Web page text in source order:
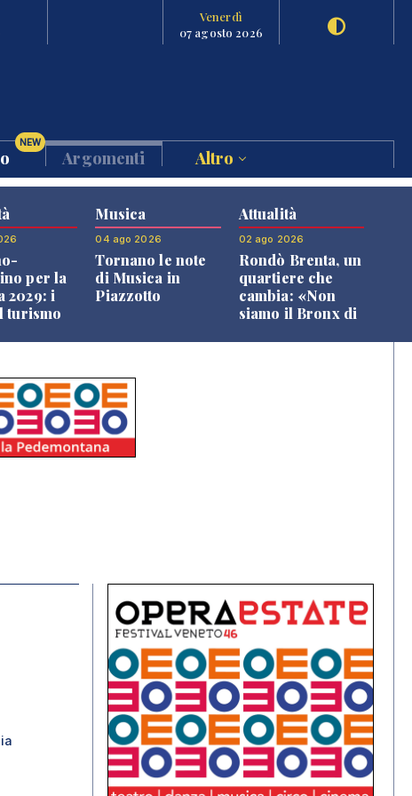
Venerdì
07 agosto 2026
NEW
Argomenti Altro
per la
2029: i
turismo
Musica
04 ago 2026
Tornano le note
di Musica in
Piazzotto
Attualità
02 ago 2026
Rondò Brenta, un
quartiere che
cambia: «Non
siamo il Bronx di